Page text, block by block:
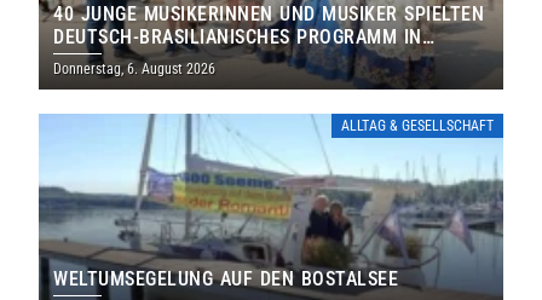
40 JUNGE MUSIKERINNEN UND MUSIKER SPIELTEN
DEUTSCH-BRASILIANISCHES PROGRAMM IN
THOLEY
Donnerstag, 6. August 2026
ALLTAG & GESELLSCHAFT
WELTUMSEGELUNG AUF DEN BOSTALSEE